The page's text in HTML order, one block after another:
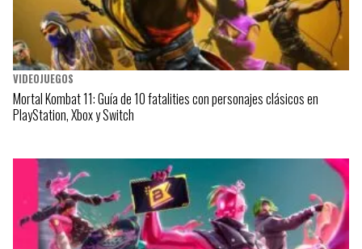
VIDEOJUEGOS
Mortal Kombat 11: Guía de 10 fatalities con personajes clásicos en
PlayStation, Xbox y Switch